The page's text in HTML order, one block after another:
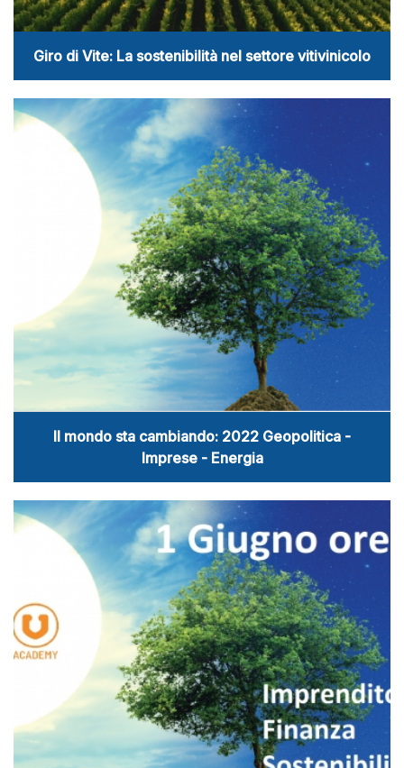
Giro di Vite: La sostenibilità nel settore vitivinicolo
Il mondo sta cambiando: 2022 Geopolitica -
Imprese - Energia